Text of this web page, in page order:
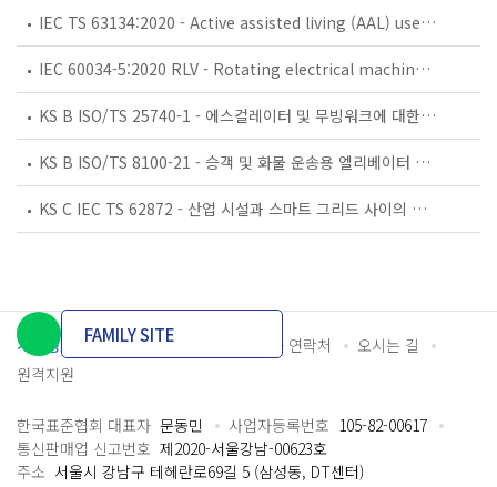
IEC TS 63134:2020 - Active assisted living (AAL) use cases
IEC 60034-5:2020 RLV - Rotating electrical machines - Part 5: Degrees of protection provided by the integral design of rotating electrical machines (IP code) - Classification
KS B ISO/TS 25740-1 - 에스컬레이터 및 무빙워크에 대한 안전요건 — 제1부: 세계공통 필수 안전요건(GESRs)
KS B ISO/TS 8100-21 - 승객 및 화물 운송용 엘리베이터 —제21부: 세계공통 필수안전요건(GESRs)을 충족하는 세계공통 안전 파라미터(GSPs)
KS C IEC TS 62872 - 산업 시설과 스마트 그리드 사이의 산업 공정 측정, 제어 및 자동화 시스템 인터페이스
개인정보처리방침 이용약관 담당자 연락처
오시는 길
원격지원
FAMILY SITE
한국표준협회 대표자 문동민 사업자등록번호 105-82-00617
통신판매업 신고번호 제2020-서울강남-00623호
주소 서울시 강남구 테헤란로69길 5 (삼성동, DT센터)